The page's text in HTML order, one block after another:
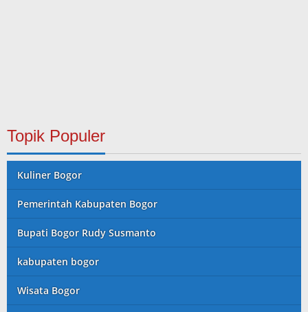
Topik Populer
Kuliner Bogor
Pemerintah Kabupaten Bogor
Bupati Bogor Rudy Susmanto
kabupaten bogor
Wisata Bogor